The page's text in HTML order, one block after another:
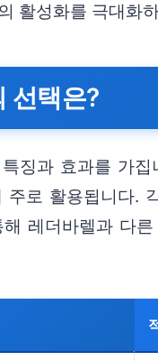
활성화를 극대화
선택은?
징과 효과를 가
로 활용됩니다.
레더바렐과 다